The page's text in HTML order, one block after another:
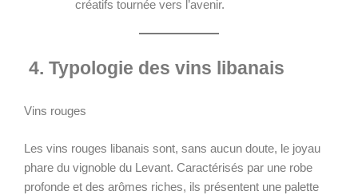
créatifs tournée vers l’avenir.
4. Typologie des vins libanais
Vins rouges
Les vins rouges libanais sont, sans aucun doute, le joyau
phare du vignoble du Levant. Caractérisés par une robe
profonde et des arômes riches, ils présentent une palette